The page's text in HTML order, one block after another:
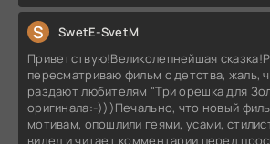
S SwetE-SvetM
Приветствую!Великолепнейшая
пересматриваю фильм с детства, жаль,
раздают любителям "Три орешка для
оригинала:-)))Печально, что новый
мотивам, опошлили геями, усами,
видел и читает комментарии перед